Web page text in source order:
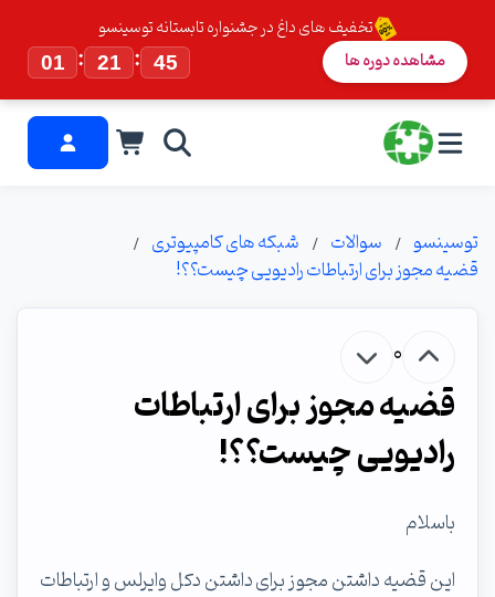
تخفیف های داغ در جشنواره تابستانه توسینسو
01
: 21 : 45 مشاهده دوره ها
توسینسو سوالات
شبکه های کامپیوتری
قضیه مجوز برای ارتباطات رادیویی چیست؟؟!
0
قضیه مجوز برای ارتباطات
رادیویی چیست؟؟!
باسلام
این قضیه داشتن مجوز برای داشتن دکل وایرلس و ارتباطات